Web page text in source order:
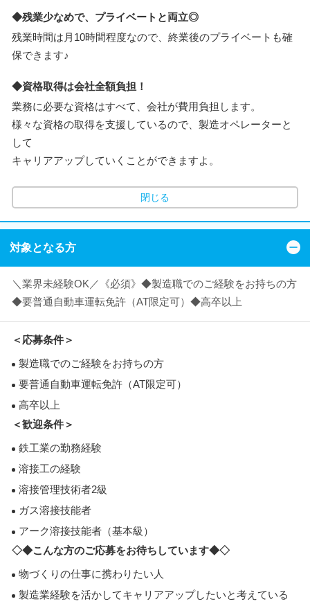
◆残業少なめで、プライベートと両立◎
残業時間は月10時間程度なので、終業後のプライベートも確
保できます♪
◆資格取得は会社全額負担！
業務に必要な資格はすべて、会社が費用負担します。
様々な資格の取得を支援しているので、製造オペレーターと
して
キャリアアップしていくことができますよ。
閉じる
対象となる方
＼業界未経験OK／《必須》◆製造職でのご経験をお持ちの方
◆要普通自動車運転免許（AT限定可）◆高卒以上
＜応募条件＞
製造職でのご経験をお持ちの方
要普通自動車運転免許（AT限定可）
高卒以上
＜歓迎条件＞
鉄工業の勤務経験
溶接工の経験
溶接管理技術者2級
ガス溶接技能者
アーク溶接技能者（基本級）
◇◆こんな方のご応募をお待ちしています◆◇
物づくりの仕事に携わりたい人
製造業経験を活かしてキャリアアップしたいと考えている